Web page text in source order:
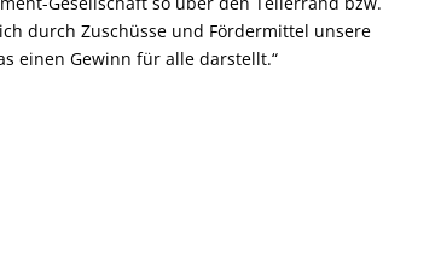
durch Zuschüsse und Fördermittel unsere
einen Gewinn für alle darstellt.“